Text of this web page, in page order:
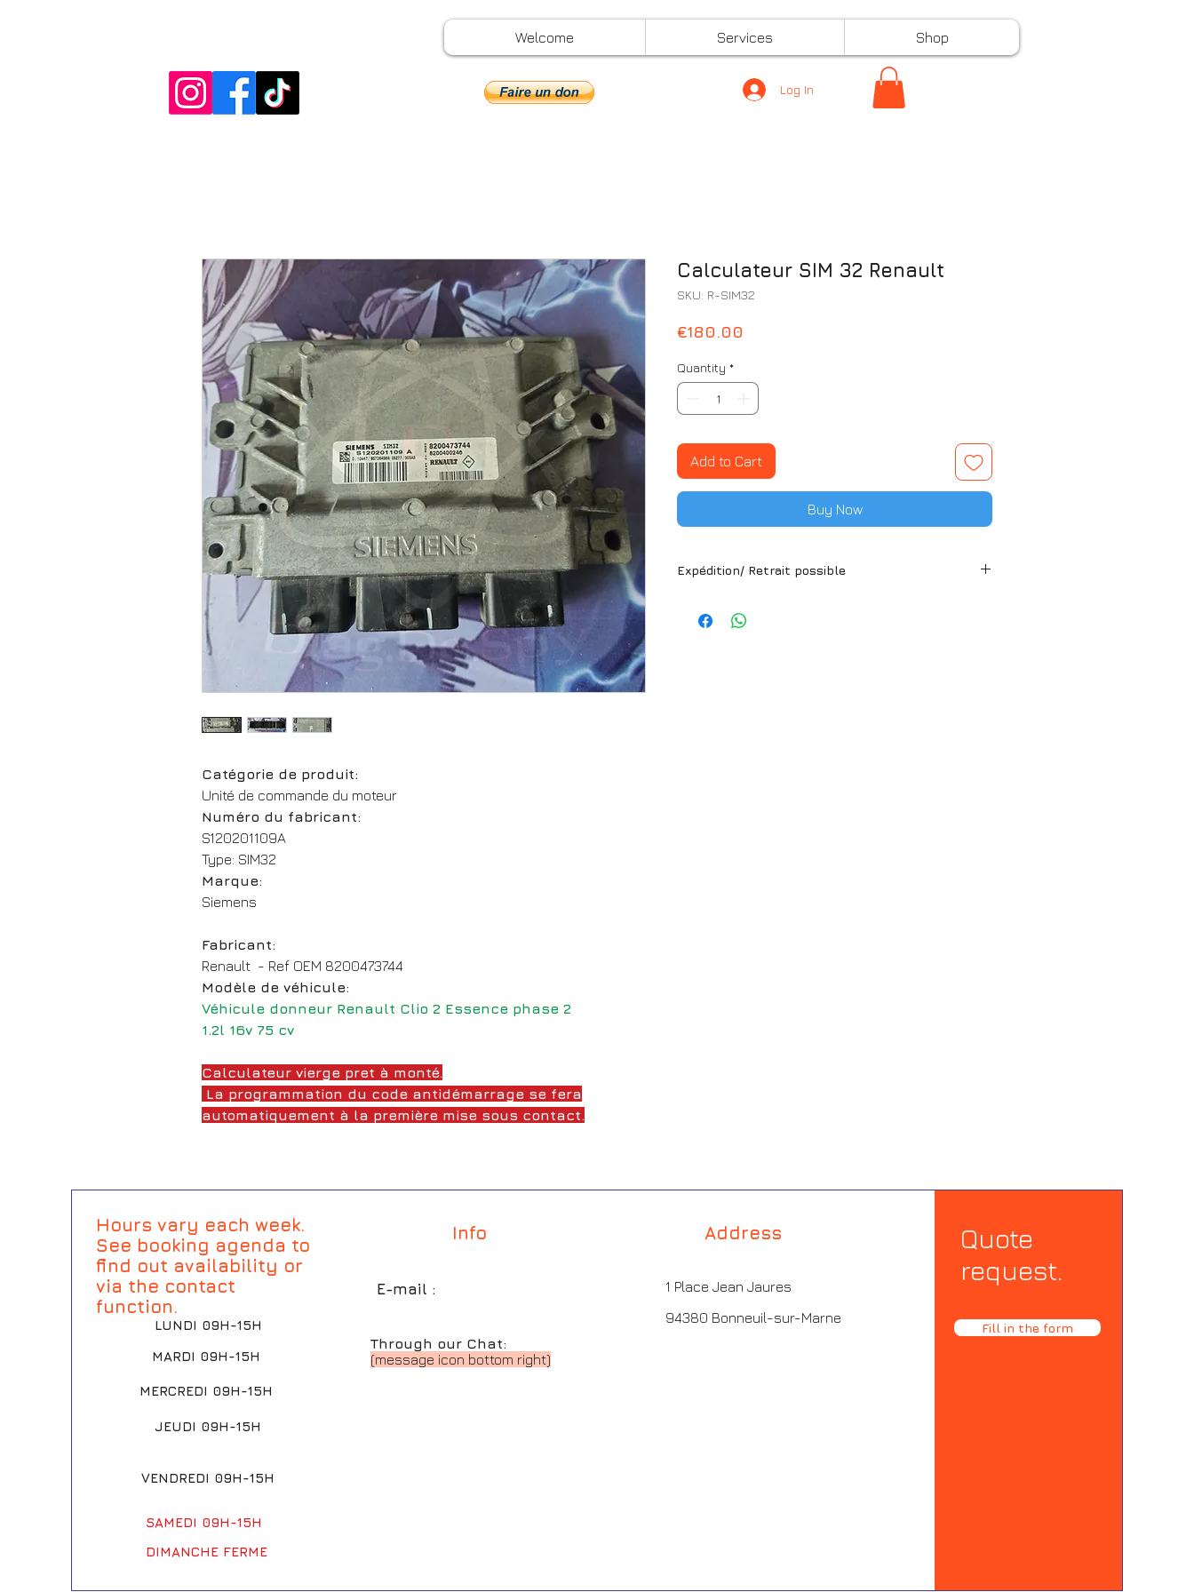
Welcome Services Shop
Log In
Catégorie de produit:
Unité de commande du moteur
Numéro du fabricant:
S120201109A
Type: SIM32
Marque:
Siemens
Fabricant:
Renault - Ref OEM 8200473744
Modèle de véhicule:
Véhicule donneur Renault Clio 2 Essence phase 2
1.2l 16v 75 cv
Calculateur vierge pret à monté.
La programmation du code antidémarrage se fera
automatiquement à la première mise sous contact.
Calculateur SIM 32 Renault
SKU: R-SIM32
€180.00
Quantity *
Add to Cart
Buy Now
Expédition/ Retrait possible
France métropolitaine et en expédition pour la
Hours vary each week.
See booking agenda to
find out availability or
via the contact
function.
LUNDI 09H-15H
MARDI 09H-15H
MERCREDI 09H-15H
JEUDI 09H-15H
VENDREDI 09H-15H
SAMEDI 09H-15H
DIMANCHE FERME
Info
E-mail :
Through our Chat:
(message icon bottom right)
Address
1 Place Jean Jaures
94380 Bonneuil-sur-Marne
Quote
request.
Fill in the form